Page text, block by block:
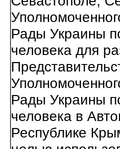
Рады Украины
человека для
Рады Украины
человека в
Республике